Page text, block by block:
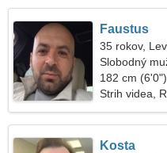
Faustus
35 rokov, Lev
Slobodný
182 cm
Strih videa,
Kosta